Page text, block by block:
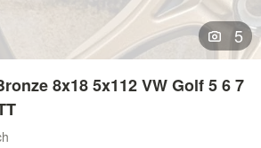
5
8x18 5x112 VW Golf 5 6 7